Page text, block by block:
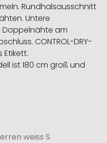
Rundhalsausschnitt
Untere
Doppelnähte am
CONTROL-DRY-
Etikett.
ist 180 cm groß und
weiss S